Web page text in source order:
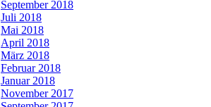
September 2018
Juli 2018
Mai 2018
April 2018
März 2018
Februar 2018
Januar 2018
November 2017